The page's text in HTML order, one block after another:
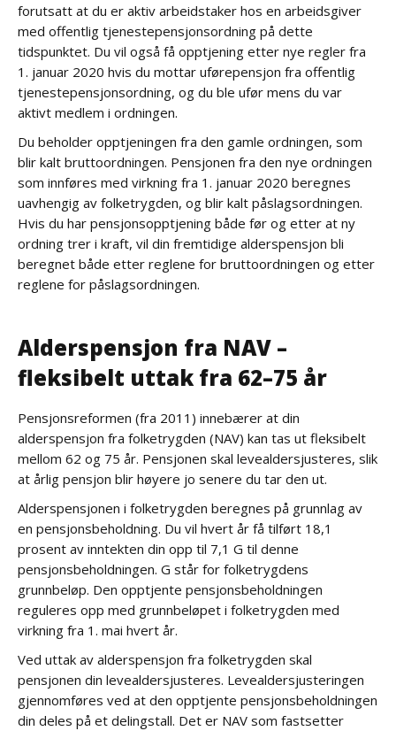
forutsatt at du er aktiv arbeidstaker hos en arbeidsgiver
med offentlig tjenestepensjonsordning på dette
tidspunktet. Du vil også få opptjening etter nye regler fra
1. januar 2020 hvis du mottar uførepensjon fra offentlig
tjenestepensjonsordning, og du ble ufør mens du var
aktivt medlem i ordningen.
Du beholder opptjeningen fra den gamle ordningen, som
blir kalt bruttoordningen. Pensjonen fra den nye ordningen
som innføres med virkning fra 1. januar 2020 beregnes
uavhengig av folketrygden, og blir kalt påslagsordningen.
Hvis du har pensjonsopptjening både før og etter at ny
ordning trer i kraft, vil din fremtidige alderspensjon bli
beregnet både etter reglene for bruttoordningen og etter
reglene for påslagsordningen.
Alderspensjon fra NAV –
fleksibelt uttak fra 62–75 år
Pensjonsreformen (fra 2011) innebærer at din
alderspensjon fra folketrygden (NAV) kan tas ut fleksibelt
mellom 62 og 75 år. Pensjonen skal levealdersjusteres, slik
at årlig pensjon blir høyere jo senere du tar den ut.
Alderspensjonen i folketrygden beregnes på grunnlag av
en pensjonsbeholdning. Du vil hvert år få tilført 18,1
prosent av inntekten din opp til 7,1 G til denne
pensjonsbeholdningen. G står for folketrygdens
grunnbeløp. Den opptjente pensjonsbeholdningen
reguleres opp med grunnbeløpet i folketrygden med
virkning fra 1. mai hvert år.
Ved uttak av alderspensjon fra folketrygden skal
pensjonen din levealdersjusteres. Levealdersjusteringen
gjennomføres ved at den opptjente pensjonsbeholdningen
din deles på et delingstall. Det er NAV som fastsetter